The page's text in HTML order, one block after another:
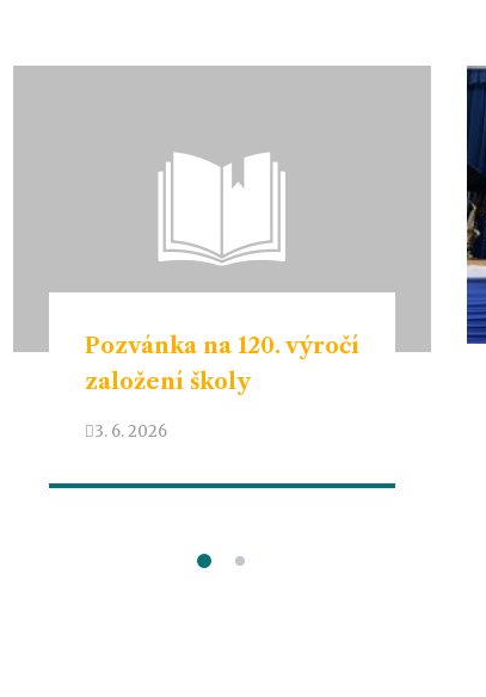
Pozvánka na 120. výročí
založení školy
3. 6. 2026